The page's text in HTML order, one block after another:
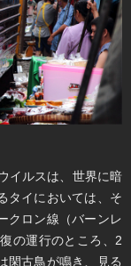
イルスは、世界に暗
タイにおいては、そ
クロン線（バーンレ
の運行のところ、2
閑古鳥が鳴き、見る